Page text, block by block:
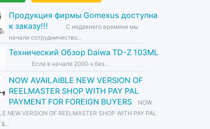
Продукция фирмы Gomexus доступна
к заказу!!!
С недавнего времени мы
начали сотрудничество...
Технический Обзор Daiwa TD-Z 103ML
Если в начале 2000-х без...
NOW AVAILAIBLE NEW VERSION OF
REELMASTER SHOP WITH PAY PAL
PAYMENT FOR FOREIGN BUYERS
NOW
NEW VERSION OF REELMASTER SHOP WITH PAY PAL